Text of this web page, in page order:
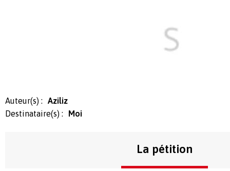
Auteur(s) :
Aziliz
Destinataire(s) :
Moi
La pétition